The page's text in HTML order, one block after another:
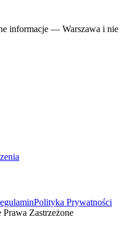
informacje — Warszawa i nie
Polityka Prywatności
Prawa Zastrzeżone